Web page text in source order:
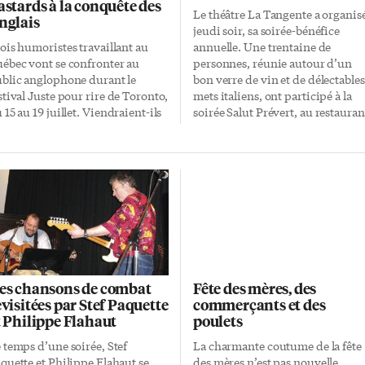
à la conquête des
humoristes travaillant au
vont se confronter au
anglophone durant le
Juste pour rire de Toronto,
15 au 19 juillet. Viendraient-ils
qui plus est
en territoire
n’est pas toujours vue
bon œil. Le surnom qu’on
donne reflète bien ce malaise,
Comedy Bastards. Peu
nos trois compères
les critiquent au pied de
et annoncent la couleur, ils
appelé leur trio du même nom.
est prévenu. «C’est pas
[…]
Le théâtre La Tangente a
jeudi soir, sa soirée-bénéfice
annuelle. Une trentaine de
personnes, réunie autour d’un
bon verre de vin et de délectables
mets italiens, ont participé à la
soirée Salut Prévert, au
Louise Naubert, Claude Naubert,
son frère, et Raymond Accolas ont
conté et chanté les poèmes de
Prévert, avec […]
chansons de combat
par Stef Paquette
Philippe Flahaut
temps d’une soirée, Stef
et Philippe Flahaut se
Fête des mères, des
commerçants et des
poulets
La charmante coutume de la fête
des mères n’est pas nouvelle